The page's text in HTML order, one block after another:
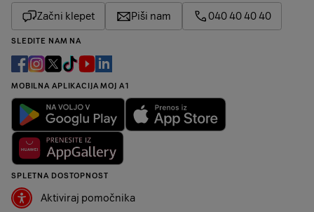
Začni klepet Piši nam 040 40 40 40
SLEDITE NAM NA
MOBILNA APLIKACIJA MOJ A1
SPLETNA DOSTOPNOST
Aktiviraj pomočnika